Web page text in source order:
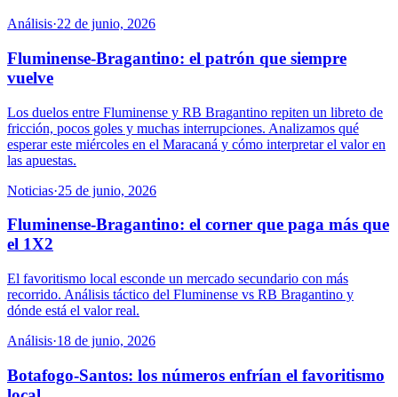
Análisis·22 de junio, 2026
Fluminense-Bragantino: el patrón que siempre
vuelve
Los duelos entre Fluminense y RB Bragantino repiten un libreto de
fricción, pocos goles y muchas interrupciones. Analizamos qué
esperar este miércoles en el Maracaná y cómo interpretar el valor en
las apuestas.
Noticias·25 de junio, 2026
Fluminense-Bragantino: el corner que paga más que
el 1X2
El favoritismo local esconde un mercado secundario con más
recorrido. Análisis táctico del Fluminense vs RB Bragantino y
dónde está el valor real.
Análisis·18 de junio, 2026
Botafogo-Santos: los números enfrían el favoritismo